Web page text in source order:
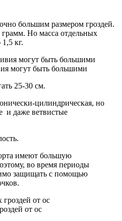
большим размером гроздей.
Но масса отдельных
кг.
могут быть большими
25-30 см.
цилиндрическая, но
и даже ветвистые
имеют большую
во время периоды
защищать с помощью
от ос